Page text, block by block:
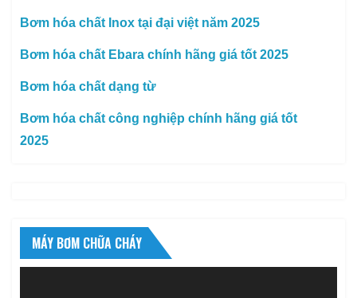
Bơm hóa chất Inox tại đại việt năm 2025
Bơm hóa chất Ebara chính hãng giá tốt 2025
Bơm hóa chất dạng từ
Bơm hóa chất công nghiệp chính hãng giá tốt
2025
MÁY BƠM CHỮA CHÁY